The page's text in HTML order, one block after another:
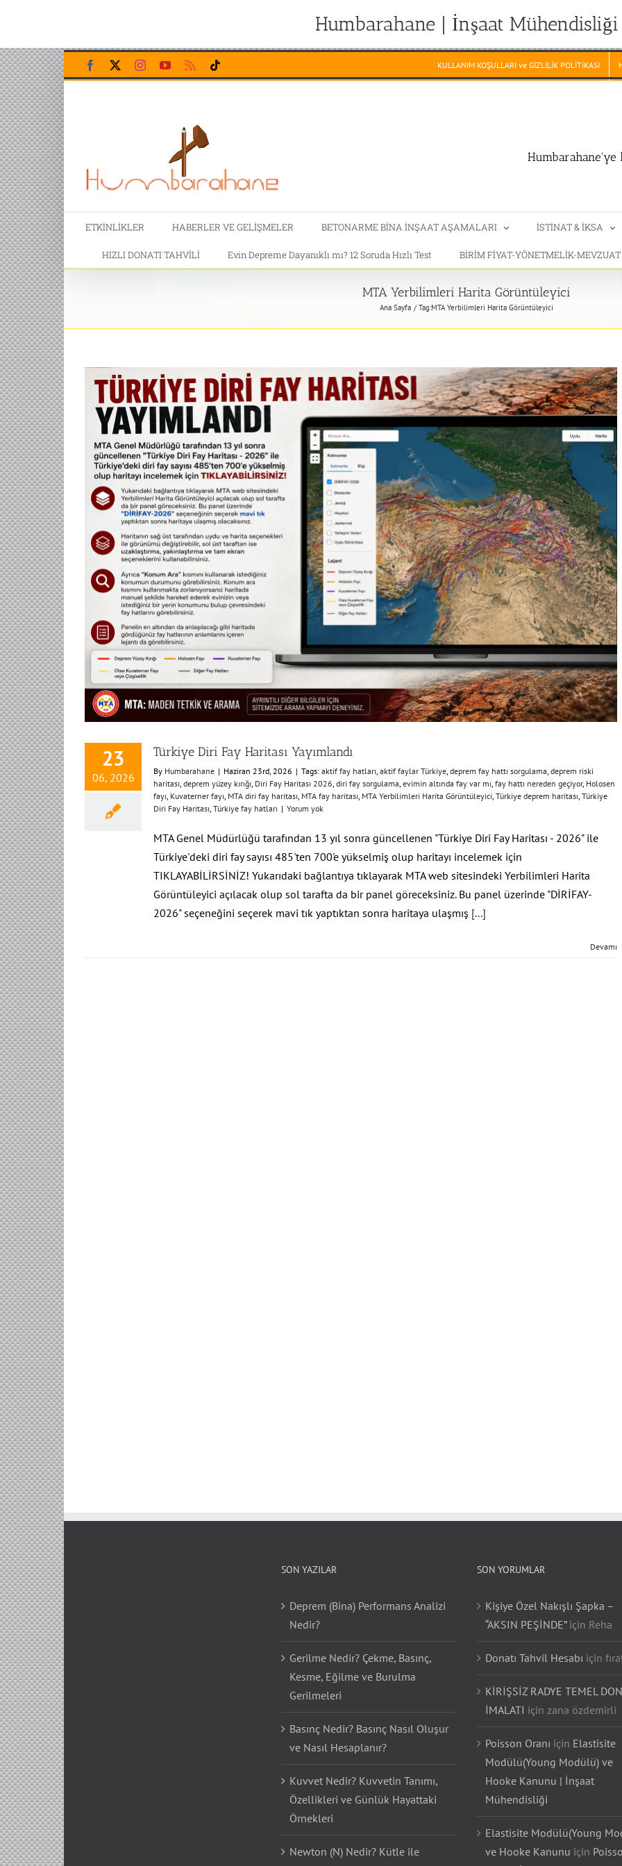
Humbarahane | İnşaat Mühendisliği
Skip
to
content
Facebook InstagramYouTubeRss KULLANIM KOŞULLARI ve GİZLİLİK POLİTİKASI
Humbarahane'ye
ETKİNLİKLER HABERLER VE GELİŞMELER BETONARME BİNA İNŞAAT AŞAMALARI İSTİNAT & İKSA
HIZLI DONATI TAHVİLİ Evin Depreme Dayanıklı mı? 12 Soruda Hızlı Test BİRİM FİYAT-YÖNETMELİK-
MTA Yerbilimleri Harita Görüntüleyici
Ana Sayfa Tag:MTA Yerbilimleri Harita Görüntüleyici
23
06, 2026
Türkiye Diri Fay Haritası Yayımlandı
By Humbarahane | Haziran 23rd, 2026 | Tags: aktif fay hatları, aktif faylar Türkiye, deprem fay hattı sorgulama, deprem riski
haritası, deprem yüzey kırığı, Diri Fay Haritası 2026, diri fay sorgulama, evimin altında fay var mı, fay hattı nereden geçiyor, Holosen
fayı, Kuvaterner fayı, MTA diri fay haritası, MTA fay haritası, MTA Yerbilimleri Harita Görüntüleyici, Türkiye deprem haritası, Türkiye
Diri Fay Haritası, Türkiye fay hatları | Yorum yok
MTA Genel Müdürlüğü tarafından 13 yıl sonra güncellenen "Türkiye Diri Fay Haritası - 2026" ile
Türkiye'deki diri fay sayısı 485'ten 700'e yükselmiş olup haritayı incelemek için
TIKLAYABİLİRSİNİZ! Yukarıdaki bağlantıya tıklayarak MTA web sitesindeki Yerbilimleri Harita
Görüntüleyici açılacak olup sol tarafta da bir panel göreceksiniz. Bu panel üzerinde "DİRİFAY-
2026" seçeneğini seçerek mavi tık yaptıktan sonra haritaya ulaşmış [...]
Devamı
Nedir?
Gerilme Nedir? Çekme, Basınç,
Gerilmeleri
Basınç Nedir? Basınç Nasıl Oluşur
ve Nasıl Hesaplanır?
Kuvvet Nedir? Kuvvetin Tanımı,
Örnekleri
Kişiye Özel Nakışlı Şapka –
“AKSIN PEŞİNDE”
için Reha
Donatı Tahvil Hesabı içinfırat
KİRİŞSİZ RADYE TEMEL
İMALATI için zana özdemirli
Poisson Oranı için
Elastisite
Modülü(Young Modülü) ve
Hooke Kanunu | İnşaat
Mühendisliği
Elastisite Modülü(Young